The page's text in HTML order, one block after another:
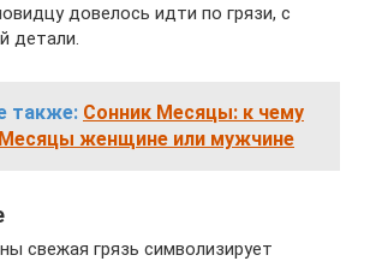
довелось идти по грязи, с
детали.
также: Сонник Месяцы: к чему
женщине или мужчине
свежая грязь символизирует